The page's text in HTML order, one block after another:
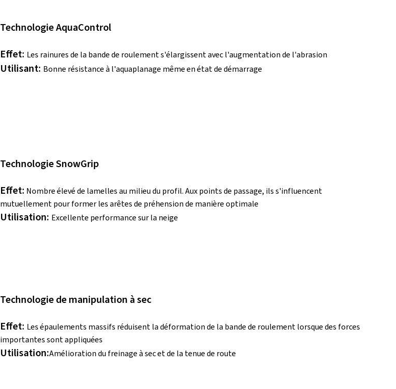
Technologie AquaControl
Effet: Les rainures de la bande de roulement s'élargissent avec l'augmentation de l'abrasion
Utilisant: Bonne résistance à l'aquaplanage même en état de démarrage
Technologie SnowGrip
Effet: Nombre élevé de lamelles au milieu du profil. Aux points de passage, ils s'influencent
mutuellement pour former les arêtes de préhension de manière optimale
Utilisation: Excellente performance sur la neige
Technologie de manipulation à sec
Effet: Les épaulements massifs réduisent la déformation de la bande de roulement lorsque des forces
importantes sont appliquées
Utilisation:Amélioration du freinage à sec et de la tenue de route